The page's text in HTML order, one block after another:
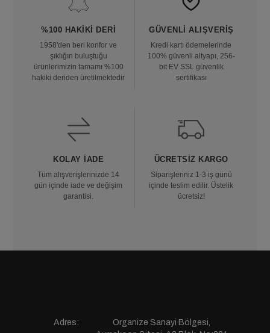
%100 HAKIKI DERI
1958'den beri konfor ve
şıklığın buluştuğu
ürünlerimizin tamamı %100
hakiki deriden üretilmektedir
GÜVENLI ALIŞVERIŞ
Kredi kartı ödemelerinde
100% güvenli altyapı, 256-
bit EV SSL güvenlik
sertifikası
KOLAY İADE
Tüm alışverişlerinizde 14
gün içinde iade ve değişim
garantisi.
ÜCRETSIZ KARGO
Siparişleriniz 1-3 iş günü
içinde teslim edilir. Üstelik
ücretsiz!
Adres:
Organize Sanayi Bölgesi,